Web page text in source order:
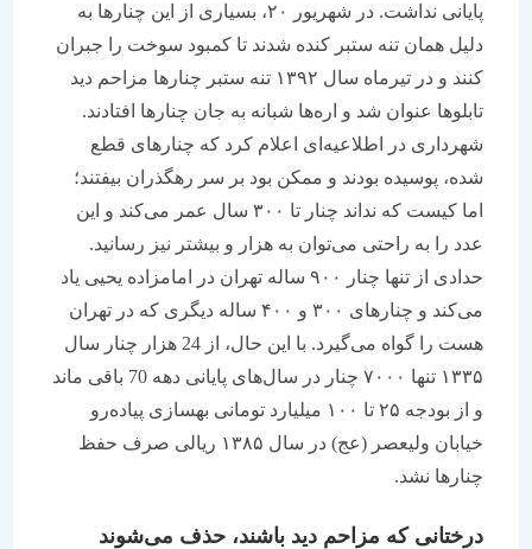
پایانی نداشت. در شهریور ۲۰، بسیاری از این چنارها به
دلیل همان تنه ستبر کنده شدند تا کمبود سوخت را جبران
کنند و در تیرماه سال ۱۳۹۲ تنه ستبر چنارها مزاحم دید
تابلوها عنوان شد و اره‌ها شبانه به جان چنارها افتادند.
شهرداری در اطلاعیه‌ای اعلام کرد که چنارهای قطع
شده، پوسیده بودند و ممکن بود بر سر رهگذران بیفتند؛
اما کیست که نداند چنار تا ۳۰۰ سال عمر می‌کند و این
عدد را به راحتی می‌توان به هزار و بیشتر نیز رسانید.
حدادی از تنها چنار ۹۰۰ ساله تهران در امامزاده یحیی یاد
می‌کند و چنارهای ۳۰۰ و ۴۰۰ ساله دیگری که در تهران
هست را گواه می‌گیرد. با این حال، از 24 هزار چنار سال
۱۳۳۵ تنها ۷۰۰۰ چنار در سال‌های پایانی دهه 70 باقی ماند
و از بودجه ۲۵ تا ۱۰۰ میلیارد تومانی بهسازی پیاده‌رو
خیابان ولیعصر (عج) در سال ۱۳۸۵ ریالی صرف حفظ
چنارها نشد.
درختانی که مزاحم دید باشند، حذف می‌شوند